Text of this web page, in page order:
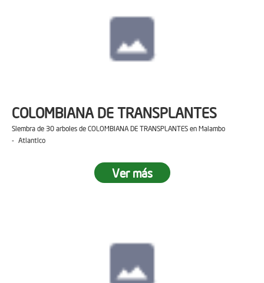
COLOMBIANA DE TRANSPLANTES
Siembra de 30 arboles de COLOMBIANA DE TRANSPLANTES en Malambo
- Atlantico
Ver más